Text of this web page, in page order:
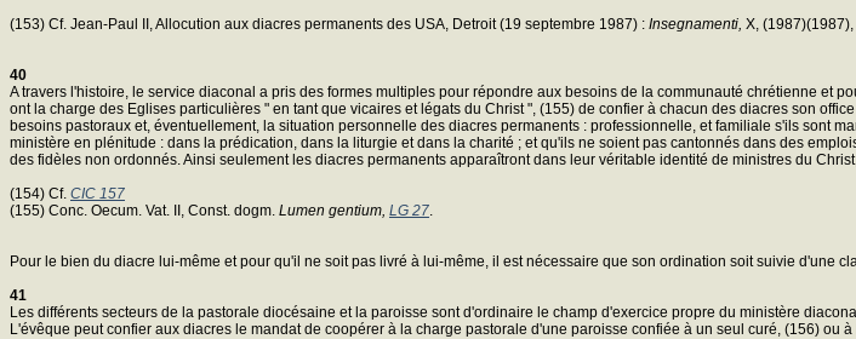
(153) Cf. Jean-Paul II, Allocution aux diacres permanents des USA, Detroit (19 septembre 1987) : Insegnamenti, X, (1987)(1987),
40
A travers l'histoire, le service diaconal a pris des formes multiples pour répondre aux besoins de la communauté chrétienne et
ont la charge des Eglises particulières " en tant que vicaires et légats du Christ ", (155) de confier à chacun des diacres son
besoins pastoraux et, éventuellement, la situation personnelle des diacres permanents : professionnelle, et familiale s'ils sont
ministère en plénitude : dans la prédication, dans la liturgie et dans la charité ; et qu'ils ne soient pas cantonnés dans des
des fidèles non ordonnés. Ainsi seulement les diacres permanents apparaîtront dans leur véritable identité de ministres du
(154) Cf. CIC 157
(155) Conc. Oecum. Vat. II, Const. dogm. Lumen gentium, LG 27
Pour le bien du diacre lui-même et pour qu'il ne soit pas livré à lui-même, il est nécessaire que son ordination soit suivie d'une
41
Les différents secteurs de la pastorale diocésaine et la paroisse sont d'ordinaire le champ d'exercice propre du ministère
L'évêque peut confier aux diacres le mandat de coopérer à la charge pastorale d'une paroisse confiée à un seul curé, (156) ou